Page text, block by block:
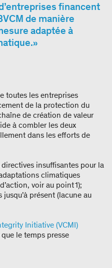
financent
de manière
adaptée à
toutes les entreprises
de la protection du
de création de valeur
à combler les deux
dans les efforts de
insuffisantes pour la
climatiques
voir au point 1);
présent (lacune au
Initiative (VCMI)
le temps presse